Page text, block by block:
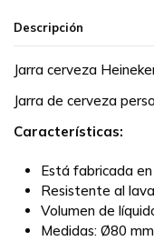
Descripción
Jarra cerveza
Jarra de cerveza
Características:
Está fabricada en
Resistente al
Volumen de
Medidas: Ø80